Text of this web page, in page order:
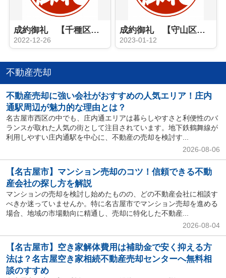
成約御礼 【千種区 新築戸建】
2022-12-26
成約御礼 【守山区 土地】
2023-01-12
不動産売却
不動産売却に強い会社がおすすめの人気エリア！庄内
通駅周辺が魅力的な理由とは？
名古屋市西区の中でも、庄内通エリアは暮らしやすさと利便性のバ
ランスが取れた人気の街として注目されています。地下鉄鶴舞線が
利用しやすい庄内通駅を中心に、不動産の売却を検討す...
2026-08-06
【名古屋市】マンション売却のコツ！信頼できる不動
産会社の探し方を解説
マンションの売却を検討し始めたものの、どの不動産会社に相談す
べきか迷っていませんか。特に名古屋市でマンション売却を進める
場合、地域の市場動向に精通し、売却に特化した不動産...
2026-08-04
【名古屋市】空き家解体費用は補助金で安く抑える方
法は？名古屋空き家相続不動産売却センターへ無料相
談のすすめ